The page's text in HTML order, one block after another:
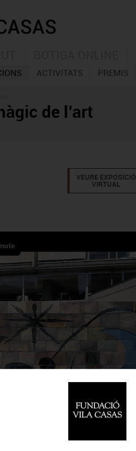
ACTIVITATS PREMIS
de l’art
VEURE EXPOSICIÓ
VIRTUAL